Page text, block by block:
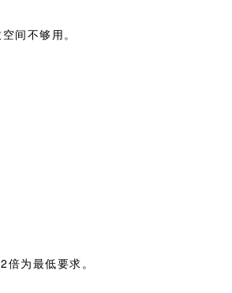
间不够用。
为最低要求。